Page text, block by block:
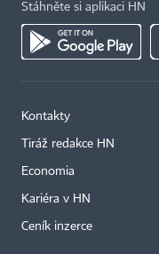
Stáhněte si aplikaci HN
Kontakty
Tiráž redakce HN
Economia
Kariéra v HN
Ceník inzerce